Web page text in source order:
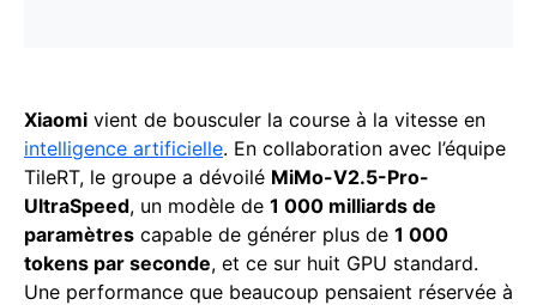
Xiaomi vient de bousculer la course à la vitesse en
intelligence artificielle. En collaboration avec l’équipe
TileRT, le groupe a dévoilé MiMo-V2.5-Pro-
UltraSpeed, un modèle de 1 000 milliards de
paramètres capable de générer plus de 1 000
tokens par seconde, et ce sur huit GPU standard.
Une performance que beaucoup pensaient réservée à